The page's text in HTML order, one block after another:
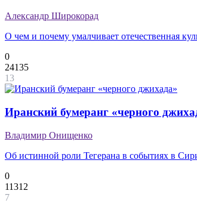
Александр Широкорад
О чем и почему умалчивает отечественная
0
24135
13
Иранский бумеранг «черного
Владимир Онищенко
Об истинной роли Тегерана в событиях в
0
11312
7